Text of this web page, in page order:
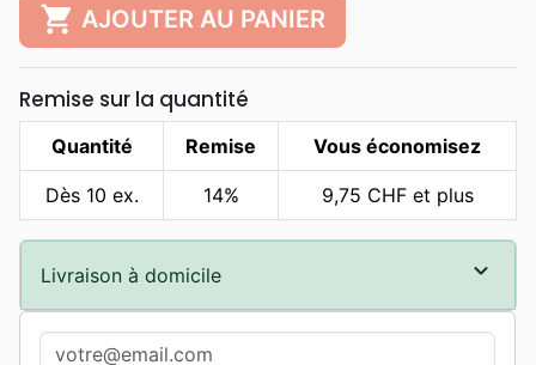
shopping_cart AJOUTER AU PANIER
Remise sur la quantité
Quantité Remise Vous économisez
Dès 10 ex. 14% 9,75 CHF et plus
Livraison à domicile